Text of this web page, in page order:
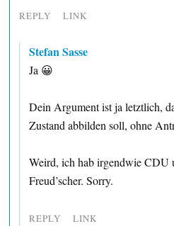
REPLY LINK
Stefan Sasse
Ja 😀
Dein Argument ist ja letztlich,
Zustand abbilden soll, ohne
Weird, ich hab irgendwie CDU
Freud’scher. Sorry.
REPLY LINK